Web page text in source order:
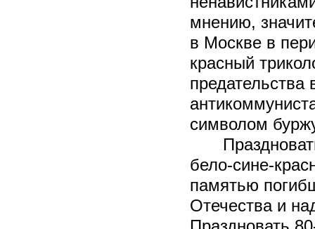
мнению,
в Москве в
красный
предательства
символом
бело-сине-
памятью
Отечества и